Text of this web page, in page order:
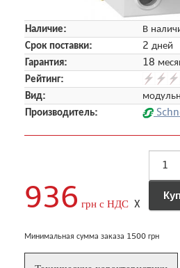
Наличие:
В
Срок поставки:
2 дней
Гарантия:
18
Рейтинг:
Вид:
Производитель:
936 грн с НДС X
Минимальная сумма заказа 1500 грн